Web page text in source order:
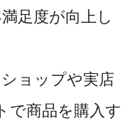
足度が向上し
ョップや実店
で商品を購入す